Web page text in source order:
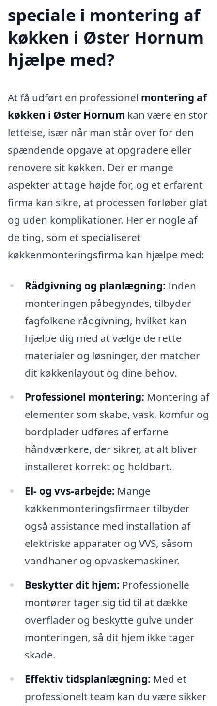
speciale i montering af
køkken i Øster Hornum
hjælpe med?
At få udført en professionel montering af
køkken i Øster Hornum kan være en stor
lettelse, især når man står over for den
spændende opgave at opgradere eller
renovere sit køkken. Der er mange
aspekter at tage højde for, og et erfarent
firma kan sikre, at processen forløber glat
og uden komplikationer. Her er nogle af
de ting, som et specialiseret
køkkenmonteringsfirma kan hjælpe med:
Rådgivning og planlægning: Inden
monteringen påbegyndes, tilbyder
fagfolkene rådgivning, hvilket kan
hjælpe dig med at vælge de rette
materialer og løsninger, der matcher
dit køkkenlayout og dine behov.
Professionel montering: Montering af
elementer som skabe, vask, komfur og
bordplader udføres af erfarne
håndværkere, der sikrer, at alt bliver
installeret korrekt og holdbart.
El- og vvs-arbejde: Mange
køkkenmonteringsfirmaer tilbyder
også assistance med installation af
elektriske apparater og VVS, såsom
vandhaner og opvaskemaskiner.
Beskytter dit hjem: Professionelle
montører tager sig tid til at dække
overflader og beskytte gulve under
monteringen, så dit hjem ikke tager
skade.
Effektiv tidsplanlægning: Med et
professionelt team kan du være sikker